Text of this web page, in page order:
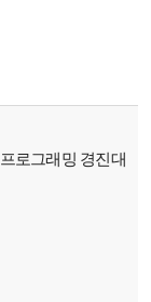
로그래밍 경진대